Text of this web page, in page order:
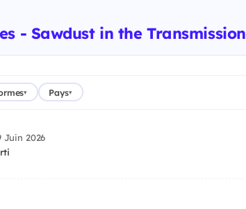
- Sawdust in the Transmission
▾ Pays▾
Juin 2026